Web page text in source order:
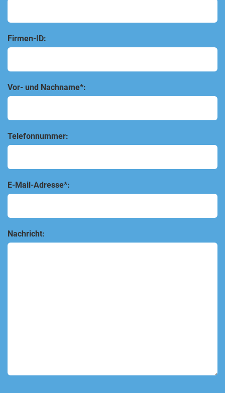
Firmen-ID:
Vor- und Nachname*:
Telefonnummer:
E-Mail-Adresse*:
Nachricht: